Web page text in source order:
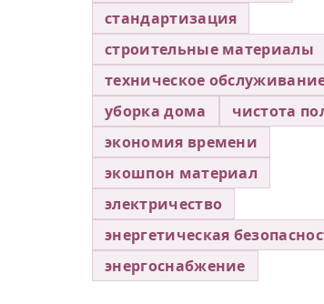
стандартизация
строительные материалы
техническое
уборка дома
чистота
экономия времени
экошпон материал
электричество
энергетическая
энергоснабжение